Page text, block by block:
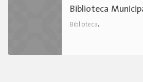
Biblioteca
Biblioteca.